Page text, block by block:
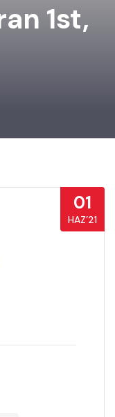
1st,
01
HAZ’21